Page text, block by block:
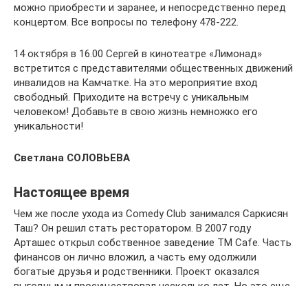
можно приобрести и заранее, и непосредственно перед
концертом. Все вопросы по телефону 478-222.
14 октября в 16.00 Сергей в кинотеатре «Лимонад»
встретится с представителями общественных движений
инвалидов на Камчатке. На это мероприятие вход
свободный. Приходите на встречу с уникальным
человеком! Добавьте в свою жизнь немножко его
уникальности!
Светлана СОЛОВЬЕВА
Настоящее время
Чем же после ухода из Comedy Club занимался Саркисян
Таш? Он решил стать ресторатором. В 2007 году
Арташес открыл собственное заведение TM Cafe. Часть
финансов он лично вложил, а часть ему одолжили
богатые друзья и родственники. Проект оказался